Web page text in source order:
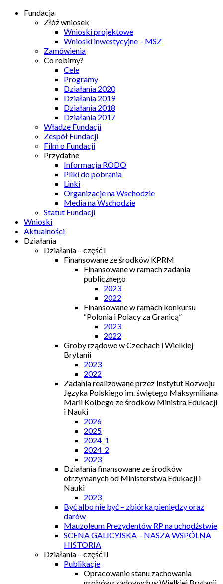
Fundacja
Złóż wniosek
Wnioski projektowe
Wnioski inwestycyjne – MSZ
Zamówienia
Co robimy?
Cele
Programy
Działania 2020
Działania 2019
Działania 2018
Działania 2017
Władze Fundacji
Zespół Fundacji
Film o Fundacji
Przydatne
Informacja RODO
Pliki do pobrania
Linki
Organizacje na Wschodzie
Media na Wschodzie
Statut Fundacji
Wnioski
Aktualności
Działania
Działania – część I
Finansowane ze środków KPRM
Finansowane w ramach zadania
publicznego
2023
2022
Finansowane w ramach konkursu
“Polonia i Polacy za Granicą”
2023
2022
Groby rządowe w Czechach i Wielkiej
Brytanii
2023
2022
Zadania realizowane przez Instytut Rozwoju
Języka Polskiego im. świętego Maksymiliana
Marii Kolbego ze środków Ministra Edukacji
i Nauki
2026
2025
2024_1
2024_2
2023
Działania finansowane ze środków
otrzymanych od Ministerstwa Edukacji i
Nauki
2023
Być albo nie być – zbiórka pieniędzy oraz
darów
Mauzoleum Prezydentów RP na uchodźstwie
SCENA GALICYJSKA – NASZA WSPÓLNA
HISTORIA
Działania – część II
Publikacje
Opracowanie stanu zachowania